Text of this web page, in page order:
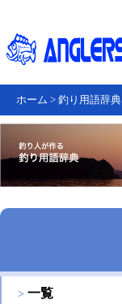
ホーム > 釣り用語辞典
一覧